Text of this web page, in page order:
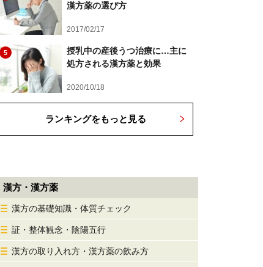
漢方薬の選び方
2017/02/17
5
授乳中の産後うつ治療に…主に
処方される漢方薬と効果
2020/10/18
ランキングをもっと見る
漢方・漢方薬
漢方の基礎知識・体質チェック
証・整体観念・陰陽五行
漢方の取り入れ方・漢方薬の飲み方